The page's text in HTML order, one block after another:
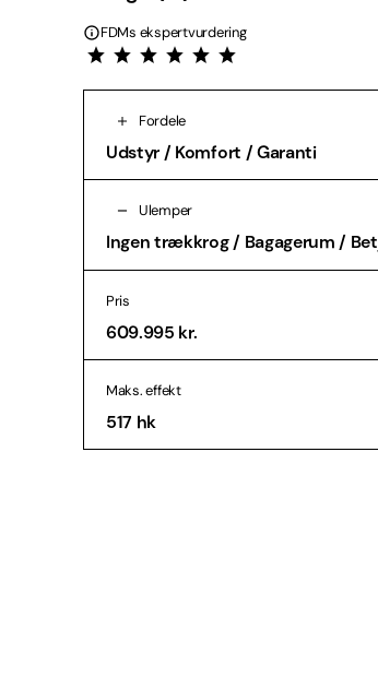
FDMs ekspertvurdering
Fordele
Udstyr / Komfort / Garanti
Ulemper
Ingen trækkrog / Bagagerum /
Pris
609.995 kr.
Maks. effekt
517 hk